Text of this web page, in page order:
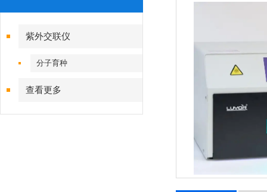
紫外交联仪
分子育种
查看更多